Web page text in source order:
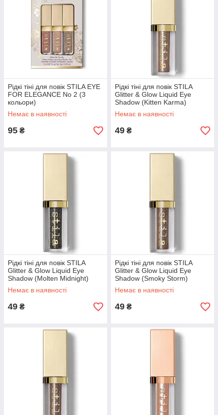
Рідкі тіні для повік STILA EYE
FOR ELEGANCE No 2 (3
кольори)
Немає в наявності
95 ₴
Рідкі тіні для повік STILA
Glitter & Glow Liquid Eye
Shadow (Kitten Karma)
Немає в наявності
49 ₴
Рідкі тіні для повік STILA
Glitter & Glow Liquid Eye
Shadow (Molten Midnight)
Немає в наявності
49 ₴
Рідкі тіні для повік STILA
Glitter & Glow Liquid Eye
Shadow (Smoky Storm)
Немає в наявності
49 ₴